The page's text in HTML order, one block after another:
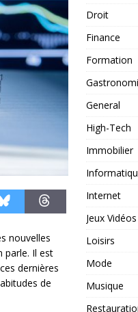
nouvelles
parle. Il est
dernières
de
Droit
Finance
Formation
General
High-Tech
Immobilier
Internet
Jeux Vidéos
Loisirs
Mode
Musique